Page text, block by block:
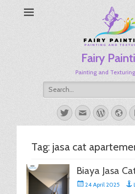
Fairy
Painting and
Search
for:
TwitterEmail
Tag: jasa cat
Biaya Jasa
Posted24 April 2025